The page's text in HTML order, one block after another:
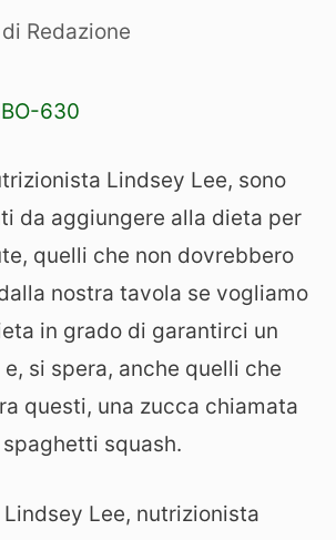
di Redazione
Lindsey Lee, sono
da aggiungere alla dieta per
quelli che non dovrebbero
nostra tavola se vogliamo
in grado di garantirci un
si spera, anche quelli che
questi, una zucca chiamata
squash.
Lee, nutrizionista